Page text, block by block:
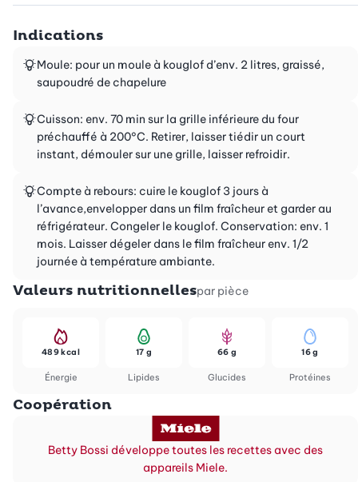
Indications
Moule: pour un moule à kouglof d’env. 2 litres, graissé,
saupoudré de chapelure
Cuisson: env. 70 min sur la grille inférieure du four
préchauffé à 200°C. Retirer, laisser tiédir un court
instant, démouler sur une grille, laisser refroidir.
Compte à rebours: cuire le kouglof 3 jours à
l’avance,envelopper dans un film fraîcheur et garder au
réfrigérateur. Congeler le kouglof. Conservation: env. 1
mois. Laisser dégeler dans le film fraîcheur env. 1/2
journée à température ambiante.
Valeurs nutritionnellespar pièce
Énergie
489 kcal
Lipides
17 g
Glucides
66 g
Protéines
16 g
Coopération
Betty Bossi développe toutes les recettes avec des
appareils Miele.